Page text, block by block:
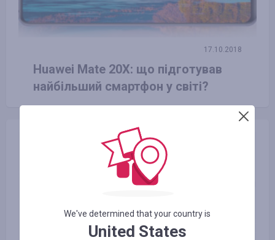
17.10.2018
Huawei Mate 20X: що підготував
найбільший смартфон у світі?
We've determined that your country is
United States